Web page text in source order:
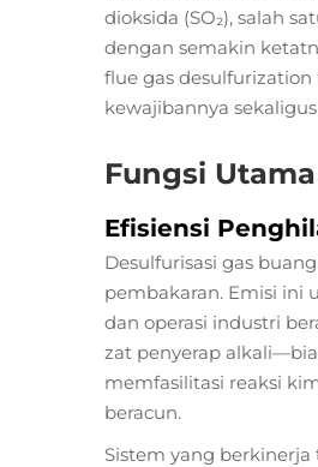
dioksida (SO₂), salah
dengan semakin
flue gas
kewajibannya
Fungsi
Efisiensi
Desulfurisasi gas buang
pembakaran. Emisi ini
dan operasi industri
zat penyerap
memfasilitasi reaksi
beracun.
Sistem yang